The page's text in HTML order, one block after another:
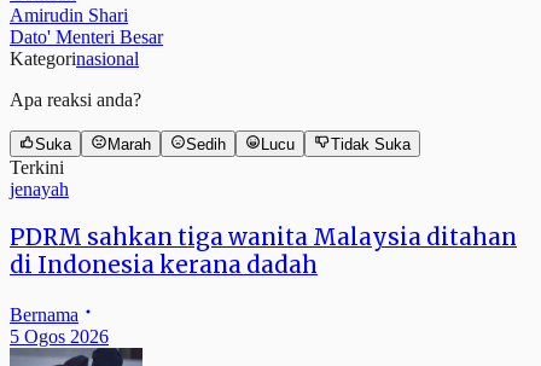
Amirudin Shari
Dato' Menteri Besar
Kategorinasional
Apa reaksi anda?
Suka Marah Sedih Lucu Tidak Suka
Terkini
jenayah
PDRM sahkan tiga wanita Malaysia ditahan
di Indonesia kerana dadah
Bernama
5 Ogos 2026